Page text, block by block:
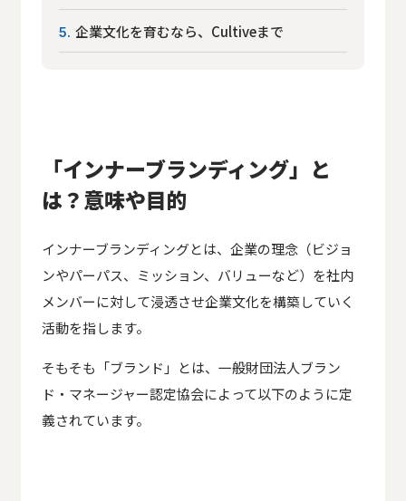
5 企業文化を育むなら、Cultiveまで
「インナーブランディング」と
は？意味や目的
インナーブランディングとは、企業の理念（ビジョ
ンやパーパス、ミッション、バリューなど）を社内
メンバーに対して浸透させ企業文化を構築していく
活動を指します。
そもそも「ブランド」とは、一般財団法人ブラン
ド・マネージャー認定協会によって以下のように定
義されています。